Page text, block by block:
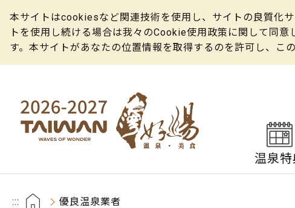
本サイトはcookiesなど関連技術を使用し、サイトの良質化
トを使用し続ける場合は我々のCookie使用政策に関して同
す。本サイトがあなたの位置情報を取得するのを許可し、こ
温泉特
::: 優良温泉業者